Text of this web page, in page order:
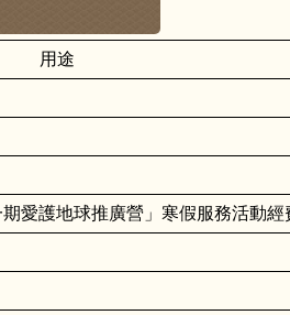
用途
愛護地球推廣營」寒假服務活動經